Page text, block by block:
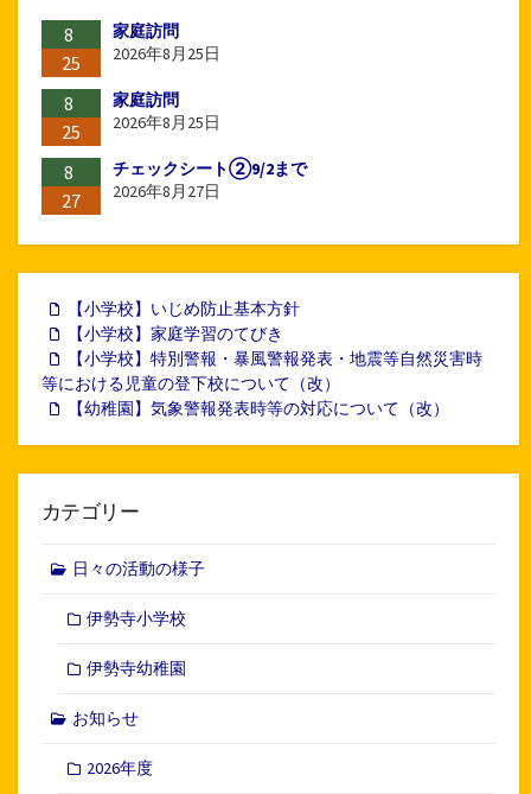
8
25
家庭訪問
2026年8月25日
8
25
家庭訪問
2026年8月25日
8
27
チェックシート②9/2まで
2026年8月27日
【小学校】いじめ防止基本方針
【小学校】家庭学習のてびき
【小学校】特別警報・暴風警報発表・地震等自然災害時
等における児童の登下校について（改）
【幼稚園】気象警報発表時等の対応について（改）
カテゴリー
日々の活動の様子
伊勢寺小学校
伊勢寺幼稚園
お知らせ
2026年度